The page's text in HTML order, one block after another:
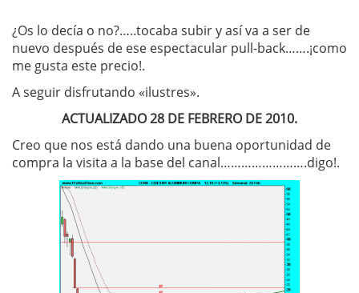
¿Os lo decía o no?…..tocaba subir y así va a ser de
nuevo después de ese espectacular pull-back…….¡como
me gusta este precio!.
A seguir disfrutando «ilustres».
ACTUALIZADO 28 DE FEBRERO DE 2010.
Creo que nos está dando una buena oportunidad de
compra la visita a la base del canal…………………….digo!.